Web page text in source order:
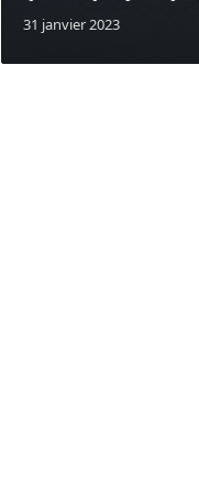
31 janvier 2023